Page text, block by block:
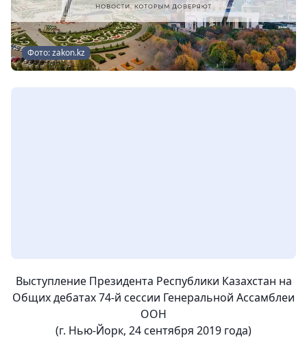
Фото: zakon.kz
Выступление Президента Республики Казахстан на
Общих дебатах 74-й сессии Генеральной Ассамблеи
ООН
(г. Нью-Йорк, 24 сентября 2019 года)